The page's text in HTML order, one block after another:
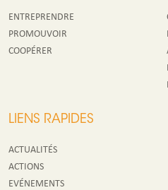
ENTREPRENDRE
PROMOUVOIR
COOPÉRER
LIENS RAPIDES
ACTUALITÉS
ACTIONS
EVÉNEMENTS